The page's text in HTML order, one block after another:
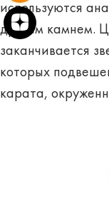
используются
другим камнем.
заканчивается
которых
карата,